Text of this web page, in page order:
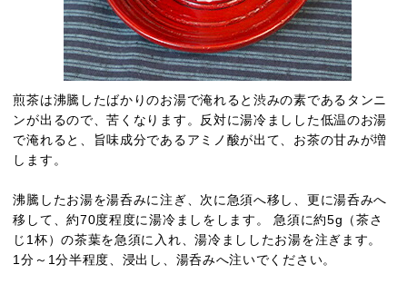
煎茶は沸騰したばかりのお湯で淹れると渋みの素であるタンニ
ンが出るので、苦くなります。反対に湯冷ましした低温のお湯
で淹れると、旨味成分であるアミノ酸が出て、お茶の甘みが増
します。
沸騰したお湯を湯呑みに注ぎ、次に急須へ移し、更に湯呑みへ
移して、約70度程度に湯冷ましをします。 急須に約5g（茶さ
じ1杯）の茶葉を急須に入れ、湯冷まししたお湯を注ぎます。
1分～1分半程度、浸出し、湯呑みへ注いでください。